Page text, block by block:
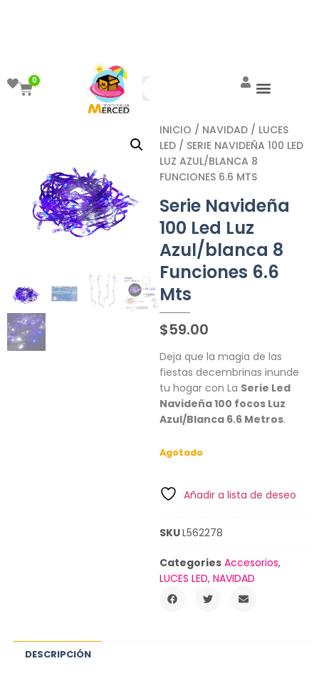
0
INICIO / NAVIDAD / LUCES
LED / SERIE NAVIDEÑA 100 LED
LUZ AZUL/BLANCA 8
FUNCIONES 6.6 MTS
Serie Navideña
100 Led Luz
Azul/blanca 8
Funciones 6.6
Mts
$59.00
Deja que la magia de las
fiestas decembrinas inunde
tu hogar con La Serie Led
Navideña 100 focos Luz
Azul/Blanca 6.6 Metros.
Agotado
Añadir a lista de deseo
SKUL562278
Categories Accesorios,
LUCES LED, NAVIDAD
DESCRIPCIÓN